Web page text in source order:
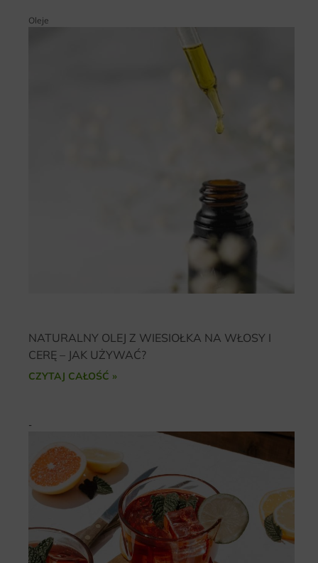
Oleje
NATURALNY OLEJ Z WIESIOŁKA NA WŁOSY I
CERĘ – JAK UŻYWAĆ?
CZYTAJ CAŁOŚĆ »
-